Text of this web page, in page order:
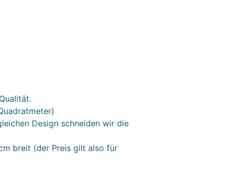
Design schneiden wir die
breit (der Preis gilt also für